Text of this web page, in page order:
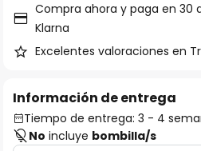
Compra ahora y paga en 30
Klarna
Excelentes valoraciones en
Información de entrega
Tiempo de entrega: 3 - 4
No incluye bombilla/s